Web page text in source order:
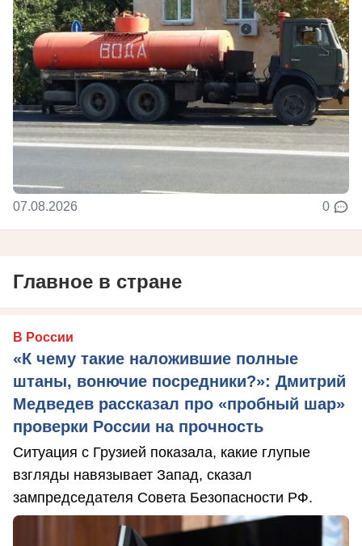
07.08.2026 0
Главное в стране
В России
«К чему такие наложившие полные
штаны, вонючие посредники?»: Дмитрий
Медведев рассказал про «пробный шар»
проверки России на прочность
Ситуация с Грузией показала, какие глупые
взгляды навязывает Запад, сказал
зампредседателя Совета Безопасности РФ.